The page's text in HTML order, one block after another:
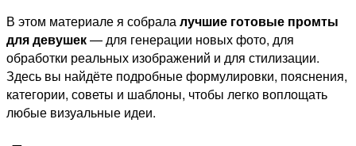
В этом материале я собралалучшие готовые промты
для девушек— для генерации новых фото, для
обработки реальных изображений и для стилизации.
Здесь вы найдёте подробные формулировки, пояснения,
категории, советы и шаблоны, чтобы легко воплощать
любые визуальные идеи.